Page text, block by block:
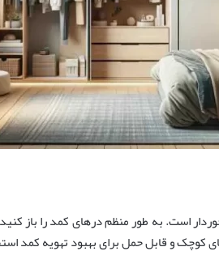
است. به طور منظم درهای کمد را باز
کوچک و قابل حمل برای بهبود تهویه کمد